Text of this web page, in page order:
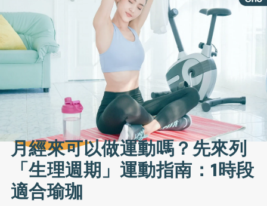
月經來可以做運動嗎？先來列
「生理週期」運動指南：1時段
適合瑜珈